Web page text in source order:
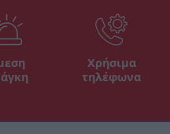
Χρήσιμα
τηλέφωνα